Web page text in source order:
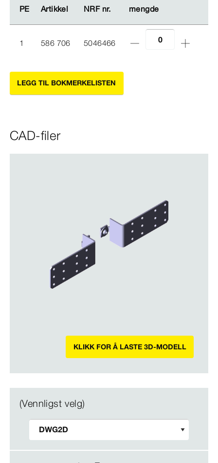
PE Artikkel NRF nr. mengde
PE Artikkel NRF nr. mengde
1 586 706 5046466
LEGG TIL BOKMERKELISTEN
CAD-filer
KLIKK FOR Å LASTE 3D-MODELL
(Vennligst velg)